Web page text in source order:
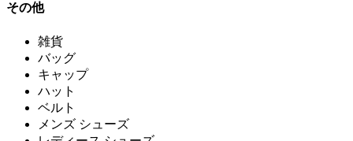
その他
雑貨
バッグ
キャップ
ハット
ベルト
メンズ シューズ